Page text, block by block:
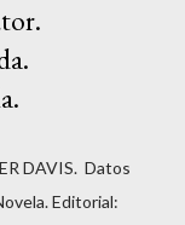
DAVIS. Datos
Editorial: